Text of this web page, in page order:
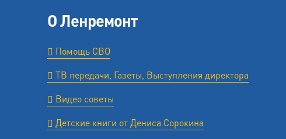
О Ленремонт
Помощь СВО
ТВ передачи, Газеты, Выступления директора
Видео советы
Детские книги от Дениса Сорокина